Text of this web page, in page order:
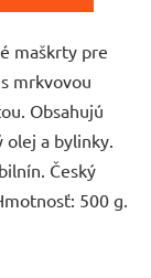
hviezdičiek.
maškrty pre
mrkvovou
Obsahujú
olej a bylinky.
Český
500 g.